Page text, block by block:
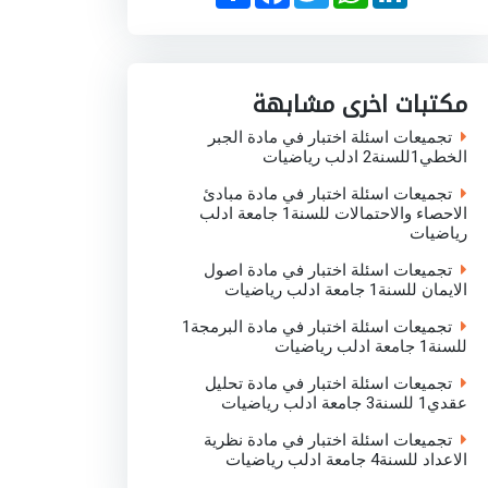
a c
k
i a
p
n
n
مكتبات اخرى مشابهة
تجميعات اسئلة اختبار في مادة الجبر
الخطي1للسنة2 ادلب رياضيات
تجميعات اسئلة اختبار في مادة مبادئ
الاحصاء والاحتمالات للسنة1 جامعة ادلب
رياضيات
تجميعات اسئلة اختبار في مادة اصول
الايمان للسنة1 جامعة ادلب رياضيات
تجميعات اسئلة اختبار في مادة البرمجة1
للسنة1 جامعة ادلب رياضيات
تجميعات اسئلة اختبار في مادة تحليل
عقدي1 للسنة3 جامعة ادلب رياضيات
تجميعات اسئلة اختبار في مادة نظرية
الاعداد للسنة4 جامعة ادلب رياضيات